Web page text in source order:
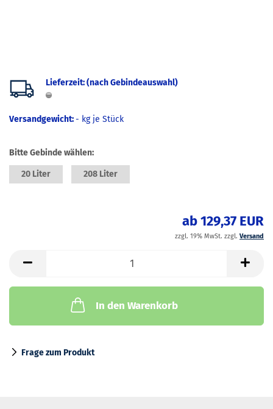
Lieferzeit: (nach Gebindeauswahl)
Versandgewicht:- kg je Stück
Bitte Gebinde wählen:
20 Liter 208 Liter
ab 129,37 EUR
zzgl. 19% MwSt. zzgl. Versand
In den Warenkorb
Frage zum Produkt